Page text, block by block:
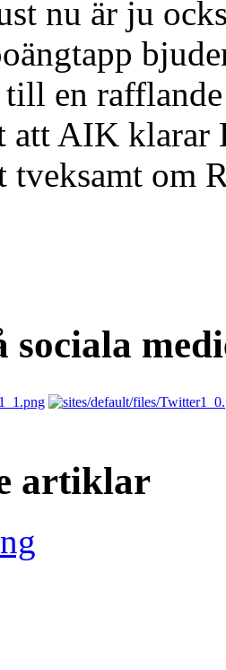
nu är ju
en
att AIK klarar
tveksamt om
sociala
artiklar